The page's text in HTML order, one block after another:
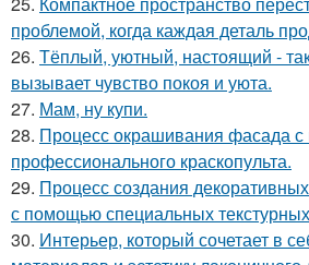
проблемой, когда каждая деталь
26. Тёплый, уютный, настоящий -
вызывает чувство покоя и уюта.
27. Мам, ну купи.
28. Процесс окрашивания фасада
профессионального краскопульта.
29. Процесс создания
с помощью специальных
30. Интерьер, который сочетает в